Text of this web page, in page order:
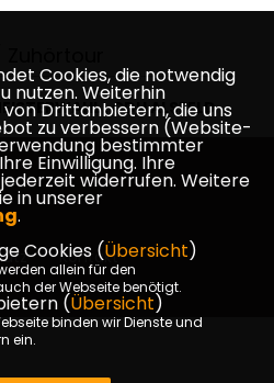
,CDU ALSFELD
Kontakt
Cookies, die notwendig
nutzen. Weiterhin
Drittanbietern, die uns
zu verbessern (Website-
bestimmter
Einwilligung. Ihre
widerrufen. Weitere
in unserer
.
Cookies (Übersicht)
allein für den
der Webseite benötigt.
(Übersicht)
binden wir Dienste und
ein.